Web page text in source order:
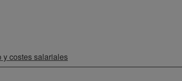
y costes salariales